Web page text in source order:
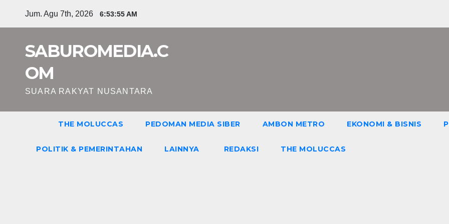
Jum. Agu 7th, 2026 6:53:56 AM
SABUROMEDIA.C
OM
SUARA RAKYAT NUSANTARA
THE MOLUCCAS PEDOMAN MEDIA SIBER AMBON METRO EKONOMI & BISNIS
POLITIK & PEMERINTAHAN LAINNYA REDAKSI THE MOLUCCAS